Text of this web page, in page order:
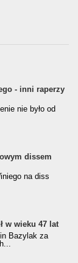
- inni raperzy
nie było od
dissem
na diss
w wieku 47 lat
Bazylak za